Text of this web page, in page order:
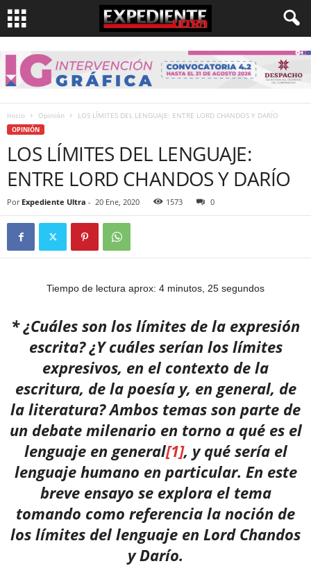
Inicio Opinión LOS LÍMITES DEL LENGUAJE: ENTRE LORD CHANDOS Y DARÍO
OPINIÓN
LOS LÍMITES DEL LENGUAJE:
ENTRE LORD CHANDOS Y DARÍO
Por Expediente Ultra - 20 Ene, 2020 1573 0
Tiempo de lectura aprox: 4 minutos, 25 segundos
* ¿Cuáles son los límites de la expresión
escrita? ¿Y cuáles serían los límites
expresivos, en el contexto de la
escritura, de la poesía y, en general, de
la literatura? Ambos temas son parte de
un debate milenario en torno a qué es el
lenguaje en general[1], y qué sería el
lenguaje humano en particular. En este
breve ensayo se explora el tema
tomando como referencia la noción de
los límites del lenguaje en Lord Chandos
y Darío.